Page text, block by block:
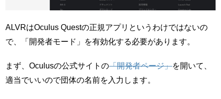
ALVRはOculus Questの正規アプリというわけではないの
で、「開発者モード」を有効化する必要があります。
まず、Oculusの公式サイトの「開発者ページ」を開いて、
適当でいいので団体の名前を入力します。